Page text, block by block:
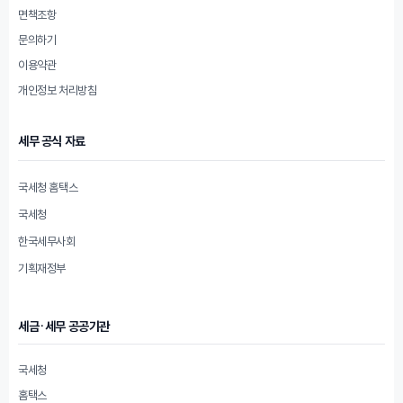
면책조항
문의하기
이용약관
개인정보 처리방침
세무 공식 자료
국세청 홈택스
국세청
한국세무사회
기획재정부
세금·세무 공공기관
국세청
홈택스